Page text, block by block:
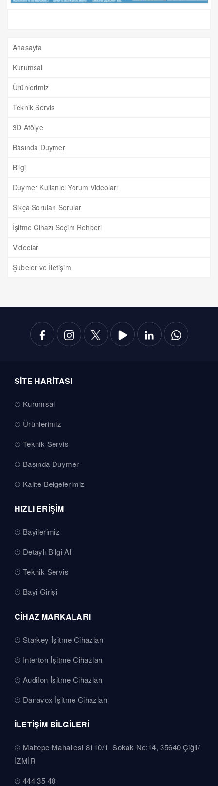
Anasayfa
Kurumsal
Ürünlerimiz
Teknik Servis
3D Atölye
Basında Duymer
Bilgi
Duymer Kullanıcı Yorum Videoları
Sıkça Sorulan Sorular
İşitme Cihazı Seçim Rehberi
Videolar
Şubeler ve İletişim
SİTE HARİTASI
Kurumsal
Ürünlerimiz
Teknik Servis
Basında Duymer
Kalite Belgelerimiz
HIZLI ERİŞİM
Bayilerimiz
Detaylı Bilgi Al
Teknik Servis
Bayi Girişi
CİHAZ MARKALARI
Starkey İşitme Cihazları
Interton İşitme Cihazları
Audifon İşitme Cihazları
Danavox İşitme Cihazları
İLETİŞİM BİLGİLERİ
Maltepe Mahallesi 8110/1. Sokak No:14, 35640 Çiğli/
İZMİR
444 35 48